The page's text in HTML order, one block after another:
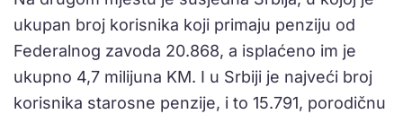
ukupan broj korisnika koji primaju penziju od
Federalnog zavoda 20.868, a isplaćeno im je
ukupno 4,7 milijuna KM. I u Srbiji je najveći broj
korisnika starosne penzije, i to 15.791, porodičnu